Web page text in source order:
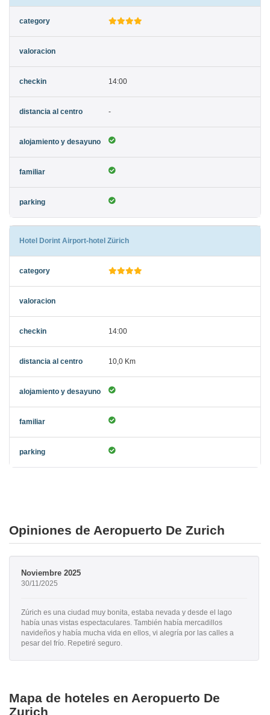
14:00
-
Hotel Dorint Airport-hotel Zürich
14:00
10,0 Km
Opiniones de Aeropuerto De Zurich
Noviembre 2025
30/11/2025
Zúrich es una ciudad muy bonita, estaba nevada y desde el lago
había unas vistas espectaculares. También había mercadillos
navideños y había mucha vida en ellos, vi alegría por las calles a
pesar del frío. Repetiré seguro.
Mapa de hoteles en Aeropuerto De
Zurich